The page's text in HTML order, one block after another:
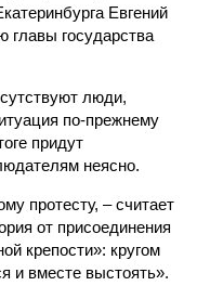
Евгений
главы государства
люди,
по-прежнему
придут
неясно.
протесту, – считает
от присоединения
крепости»: кругом
и вместе выстоять».